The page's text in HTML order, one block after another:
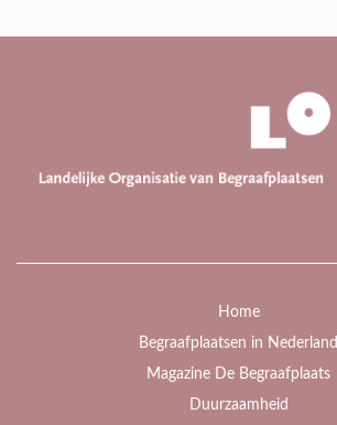
Home
Begraafplaatsen in Nederland
Magazine De Begraafplaats
Duurzaamheid